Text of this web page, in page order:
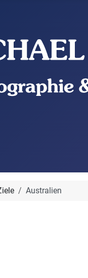
Australien